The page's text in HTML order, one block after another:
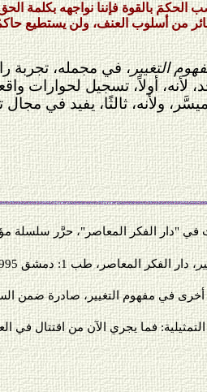
الحكمَ بالقوة فإننا نواجهه بكلمة
من أسلوب العنف، ولن يستطيع
التغيير، في مجمله، تجربة
أولاً، تسجيل لحوارات
ولأنه، ثالثًا، يفيد في مجال
"دار الفكر المعاصر"، حرَّر سلسلة
، دار الفكر المعاصر، طب 1: دمشق 1995؛ 264 ص.
في مفهوم التغيير، صادرة ضمن
التمثيلية: فما يجري الآن من